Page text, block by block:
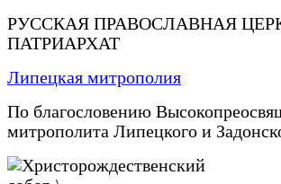
РУССКАЯ ПРАВОСЛАВНАЯ
ПАТРИАРХАТ
Липецкая митрополия
По благословению
митрополита Липецкого и